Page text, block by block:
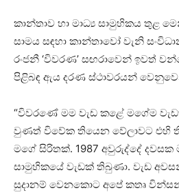
කාන්තාව හා මාධ්‍ය සාමුහිකය තුළ
සාමය සඳහා කාන්තාවෝ වැනි
රංජනී ‘විවරණ’ සඟරාවෙන් ඉවත්
පිළිබඳ ඇය දරණ ස්ථාවරයන්
“විවරණේ මම වැඩ කළේ මගේම
වුණත් විවේක තියෙන වේලාවට එහි
මගේ සිරිතක්. 1987 අවුරුද්දේ දවසක
සාමුහිකයේ වැඩක් තිබුණා. වැඩ
සුදානම් වෙනකොට අපේ කතෘ